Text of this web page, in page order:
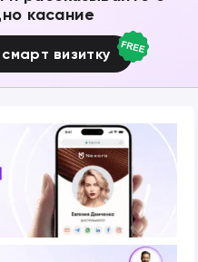
касание
визитку